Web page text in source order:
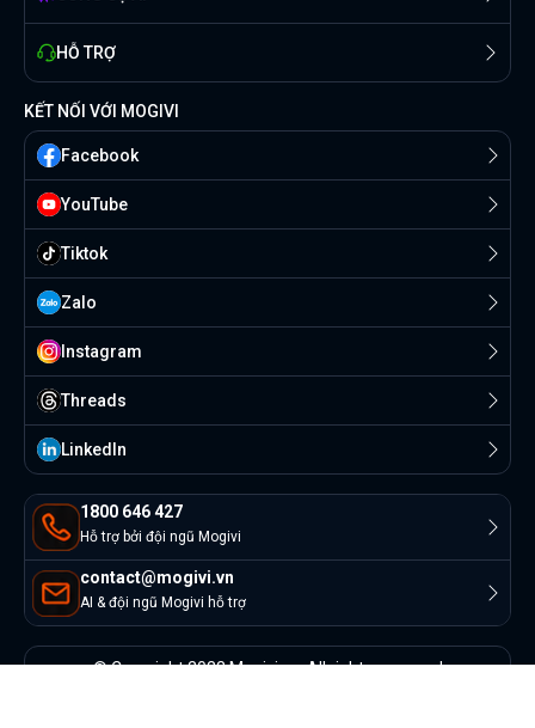
HỖ TRỢ
1800 646 427
Hỗ trợ bởi đội ngũ Mogivi
contact@mogivi.vn
AI & đội ngũ Mogivi hỗ trợ
KẾT NỐI VỚI MOGIVI
Facebook
YouTube
Tiktok
Zalo
Instagram
Threads
Linkedln
© Copyright 2022 Mogivi.vn. All rights reserved